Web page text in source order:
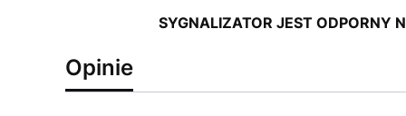
SYGNALIZATOR JEST ODPORNY
Opinie